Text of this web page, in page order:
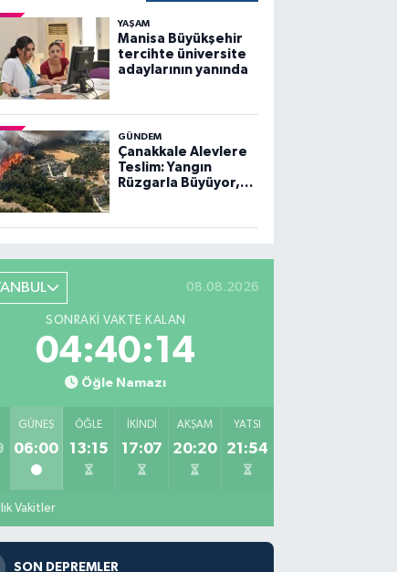
YAŞAM
Manisa Büyükşehir
tercihte üniversite
adaylarının yanında
GÜNDEM
Çanakkale Alevlere
Teslim: Yangın
Rüzgarla Büyüyor,
08.08.2026
SONRAKI VAKTE KALAN
04:40:13
Öğle Namazı
GÜNEŞ
06:00
ÖĞLE
13:15
İKINDI
17:07
AKŞAM
20:20
YATSI
21:54
Vakitler
SON DEPREMLER